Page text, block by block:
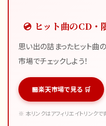
💿 ヒット曲のCD・
思い出の詰まったヒット曲
市場でチェックしよう！
楽天市場で見る 🛒
※ 本リンクはアフィリエイトリンクです